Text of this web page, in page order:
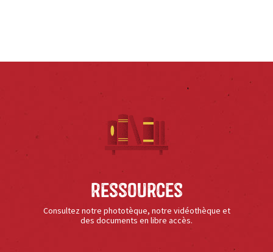
Ressources
Consultez notre phototèque, notre vidéothèque et
des documents en libre accès.